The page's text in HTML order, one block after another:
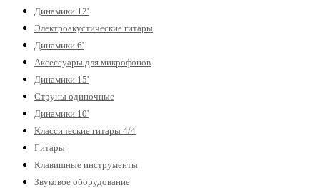
Динамики 12'
Электроакустические гитары
Динамики 6'
Аксессуары для микрофонов
Динамики 15'
Струны одиночные
Динамики 10'
Классические гитары 4/4
Гитары
Клавишные инструменты
Звуковое оборудование